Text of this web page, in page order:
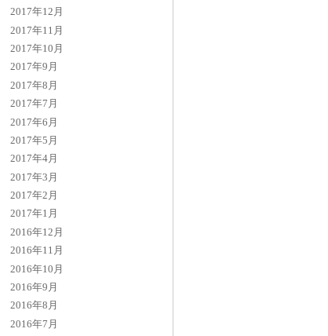
2017年12月
2017年11月
2017年10月
2017年9月
2017年8月
2017年7月
2017年6月
2017年5月
2017年4月
2017年3月
2017年2月
2017年1月
2016年12月
2016年11月
2016年10月
2016年9月
2016年8月
2016年7月